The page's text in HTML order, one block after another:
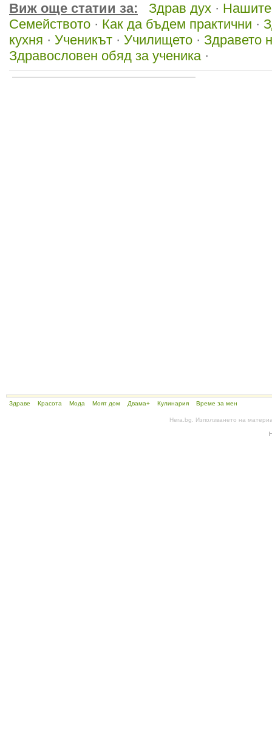
Виж още статии за: Здрав дух ·
Семейството · Как да бъдем практични ·
кухня · Ученикът · Училището · Здравето
Здравословен обяд за ученика·
Здраве Красота Мода Моят дом Двама+ Кулинария Време за мен
Hera.bg. Използването на